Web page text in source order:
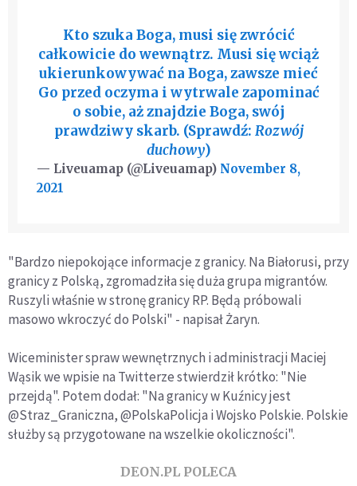
Kto szuka Boga, musi się zwrócić
całkowicie do wewnątrz. Musi się wciąż
ukierunkowywać na Boga, zawsze mieć
Go przed oczyma i wytrwale zapominać
o sobie, aż znajdzie Boga, swój
prawdziwy skarb. (Sprawdź: Rozwój
duchowy)
— Liveuamap (@Liveuamap) November 8,
2021
"Bardzo niepokojące informacje z granicy. Na Białorusi, przy
granicy z Polską, zgromadziła się duża grupa migrantów.
Ruszyli właśnie w stronę granicy RP. Będą próbowali
masowo wkroczyć do Polski" - napisał Żaryn.
Wiceminister spraw wewnętrznych i administracji Maciej
Wąsik we wpisie na Twitterze stwierdził krótko: "Nie
przejdą". Potem dodał: "Na granicy w Kuźnicy jest
@Straz_Graniczna, @PolskaPolicja i Wojsko Polskie. Polskie
służby są przygotowane na wszelkie okoliczności".
DEON.PL POLECA